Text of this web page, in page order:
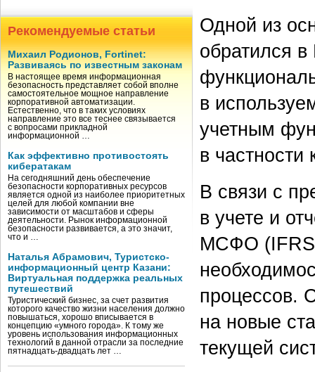
Рекомендуемые статьи
Михаил Родионов, Fortinet:
Развиваясь по известным законам
В настоящее время информационная
безопасность представляет собой вполне
самостоятельное мощное направление
корпоративной автоматизации.
Естественно, что в таких условиях
направление это все теснее связывается
с вопросами прикладной
информационной …
Как эффективно противостоять
кибератакам
На сегодняшний день обеспечение
безопасности корпоративных ресурсов
является одной из наиболее приоритетных
целей для любой компании вне
зависимости от масштабов и сферы
деятельности. Рынок информационной
безопасности развивается, а это значит,
что и …
Наталья Абрамович, Туристско-
информационный центр Казани:
Виртуальная поддержка реальных
путешествий
Туристический бизнес, за счет развития
которого качество жизни населения должно
повышаться, хорошо вписывается в
концепцию «умного города». К тому же
уровень использования информационных
технологий в данной отрасли за последние
пятнадцать-двадцать лет …
Одной из
обратился
в
учетным
в частности
В связи с
в учете и
МСФО
процессов.
на новые
текущей